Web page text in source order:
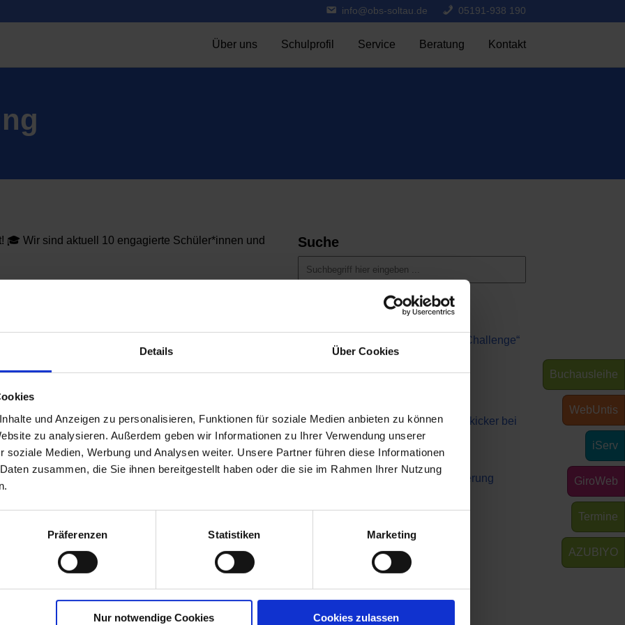
Details Über Cookies
und Anzeigen zu personalisieren, Funktionen für soziale Medien anbieten zu können
zu analysieren. Außerdem geben wir Informationen zu Ihrer Verwendung unserer
soziale Medien, Werbung und Analysen weiter. Unsere Partner führen diese Informationen
zusammen, die Sie ihnen bereitgestellt haben oder die sie im Rahmen Ihrer Nutzung
Präferenzen Statistiken Marketing
Nur notwendige Cookies Cookies zulassen
info@obs-soltau.de 05191-938 190
Über uns Schulprofil Service Beratung Kontakt
🎓 Wir sind aktuell 10 engagierte Schüler*innen und
Vogt & Hewin Ibrahim.
und setzen uns für die Interessen aller
Sie gibt uns eine Stimme in schulischen
Verantwortung und ermöglicht Mitgestaltung des
Uhr
Suche
Aktuelles aus der OBS
OBS überzeugt bei „The Big Challenge“
7. Juli 2026
Schüler der OBS bauen Tischkicker bei
MSM
29. Juni 2026
Schüler siegen nach Verlängerung
12. Juni 2026
Oberschule Soltau
Stubbendorffweg 2
Buchausleihe
WebUntis
iServ
GiroWeb
Termine
AZUBIYO